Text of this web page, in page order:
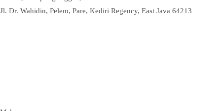
Jl. Dr. Wahidin, Pelem, Pare, Kediri Regency, East Java 64213